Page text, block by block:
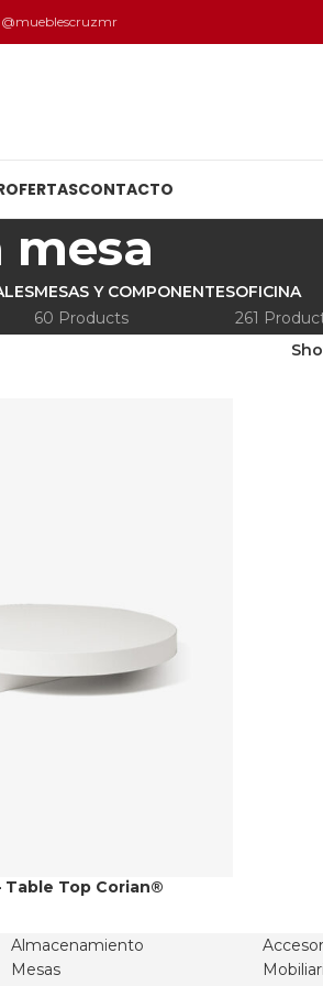
@mueblescruzmr
OFERTASCONTACTO
mesa
MESAS Y COMPONENTES
60 Products
OFICINA
261
Table Top Corian®
Almacenamiento
Mesas